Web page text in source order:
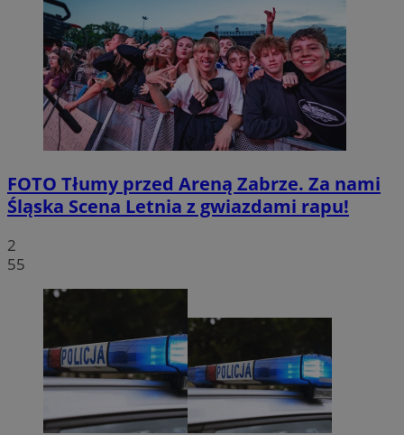
FOTO Tłumy przed Areną Zabrze. Za nami
Śląska Scena Letnia z gwiazdami rapu!
2
55